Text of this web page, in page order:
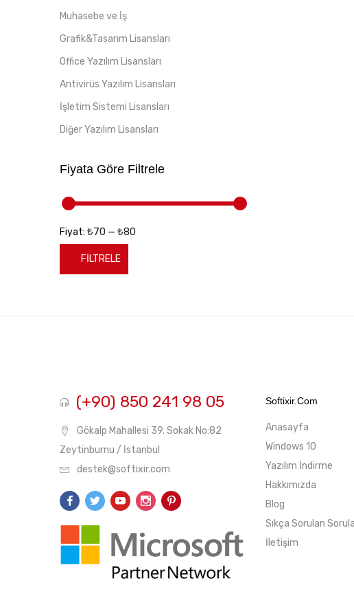
Muhasebe ve İş
Grafik&Tasarım Lisansları
Office Yazılım Lisansları
Antivirüs Yazılım Lisansları
İşletim Sistemi Lisansları
Diğer Yazılım Lisansları
Fiyata Göre Filtrele
FILTRELE
Fiyat: ₺70 — ₺80
(+90) 850 241 98 05
Gökalp Mahallesi 39. Sokak No:82
Zeytinburnu / İstanbul
destek@softixir.com
Softixir.com
Anasayfa
Windows 10
Yazılım İndirme
Hakkımızda
Blog
Sıkça Sorulan
İletişim